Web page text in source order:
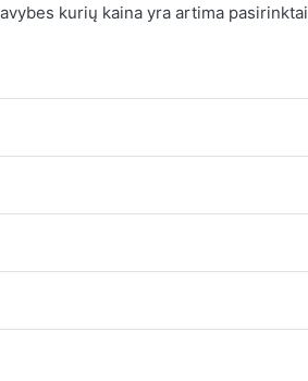
kurių kaina yra artima pasirinktai